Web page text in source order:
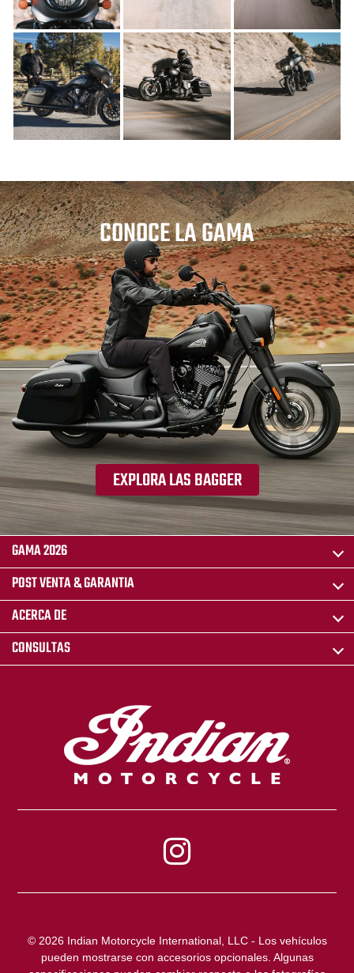
CONOCE LA GAMA
EXPLORA LAS BAGGER
GAMA 2026
POST VENTA & GARANTIA
ACERCA DE
CONSULTAS
© 2026 Indian Motorcycle International, LLC - Los vehículos
pueden mostrarse con accesorios opcionales. Algunas